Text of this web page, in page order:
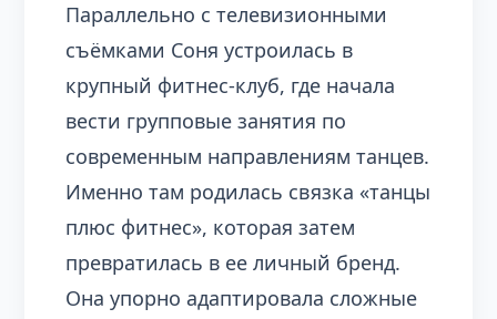
Параллельно с телевизионными
съёмками Соня устроилась в
крупный фитнес‑клуб, где начала
вести групповые занятия по
современным направлениям танцев.
Именно там родилась связка «танцы
плюс фитнес», которая затем
превратилась в ее личный бренд.
Она упорно адаптировала сложные